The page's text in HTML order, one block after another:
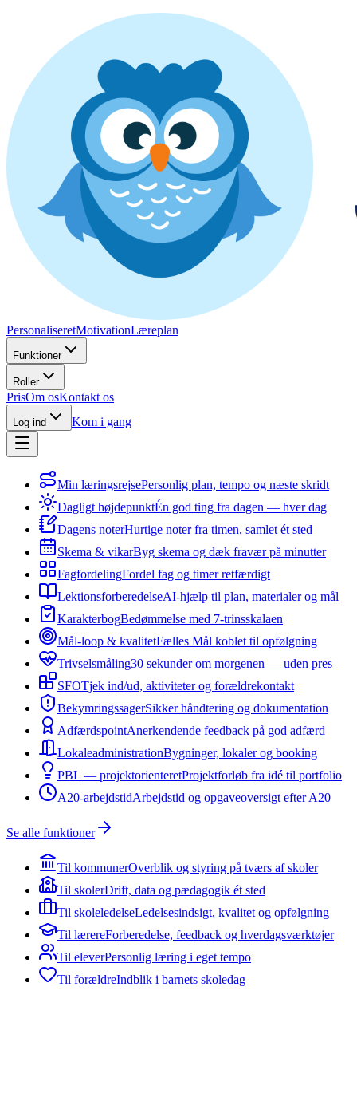
PersonaliseretMotivationLæreplan
Funktioner
Roller
PrisOm osKontakt os
Log ind Kom i gang
Min læringsrejsePersonlig plan, tempo og næste skridt
Dagligt højdepunktÉn god ting fra dagen — hver dag
Dagens noterHurtige noter fra timen, samlet ét sted
Skema & vikarByg skema og dæk fravær på minutter
FagfordelingFordel fag og timer retfærdigt
LektionsforberedelseAI-hjælp til plan, materialer og mål
KarakterbogBedømmelse med 7-trinsskalaen
Mål-loop & kvalitetFælles Mål koblet til opfølgning
Trivselsmåling30 sekunder om morgenen — uden pres
SFOTjek ind/ud, aktiviteter og forældrekontakt
BekymringssagerSikker håndtering og dokumentation
AdfærdspointAnerkendende feedback på god adfærd
LokaleadministrationBygninger, lokaler og booking
PBL — projektorienteretProjektforløb fra idé til portfolio
A20-arbejdstidArbejdstid og opgaveoversigt efter A20
Se alle funktioner
Til kommunerOverblik og styring på tværs af skoler
Til skolerDrift, data og pædagogik ét sted
Til skoleledelseLedelsesindsigt, kvalitet og opfølgning
Til lærereForberedelse, feedback og hverdagsværktøjer
Til eleverPersonlig læring i eget tempo
Til forældreIndblik i barnets skoledag